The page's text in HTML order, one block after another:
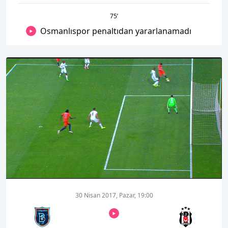
75’
Osmanlıspor penaltıdan yararlanamadı
00:01 00:00
30 Nisan 2017, Pazar, 19:00